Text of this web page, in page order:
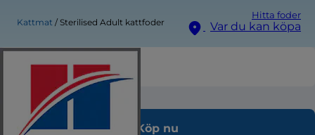
Hitta foder
Var du kan köpa
Kattmat Sterilised Adult kattfoder
Sterilised Adult kattfoder
Köp nu